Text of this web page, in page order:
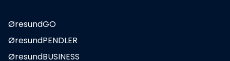
ØresundGO
ØresundPENDLER
ØresundBUSINESS